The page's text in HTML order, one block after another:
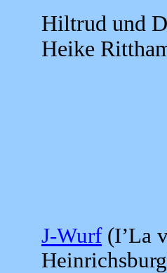
Hiltrud und
Heike
J-Wurf(I’La